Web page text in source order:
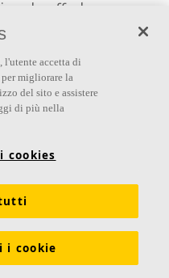
che offre la
e integrazione di
grazie alla scanalatura
l'utente accetta di
migliorare la
del sito e assistere
di più nella
cookies
i cookie